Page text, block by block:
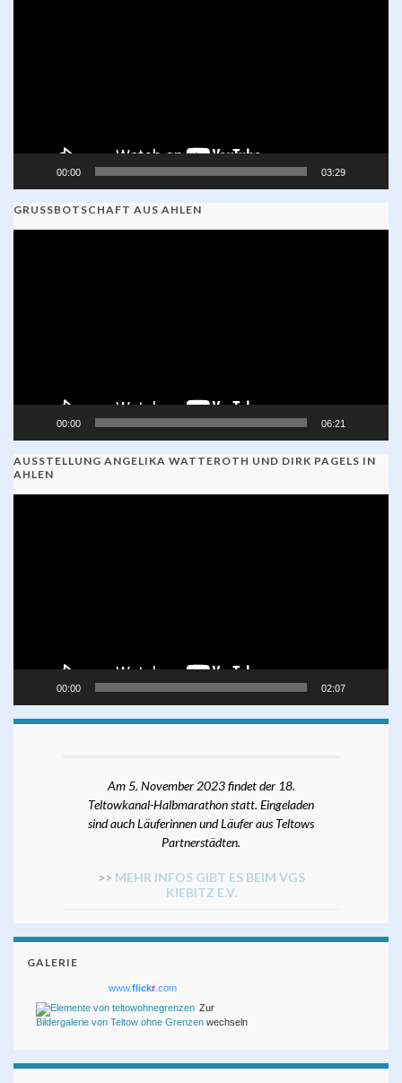
00:00 03:29
GRUSSBOTSCHAFT AUS AHLEN
00:00 06:21
AUSSTELLUNG ANGELIKA WATTEROTH UND DIRK PAGELS IN
AHLEN
00:00 02:07
Am 5. November 2023 findet der 18.
Teltowkanal-Halbmarathon statt. Eingeladen
sind auch Läuferinnen und Läufer aus Teltows
Partnerstädten.
>> MEHR INFOS GIBT ES BEIM VGS
KIEBITZ E.V.
GALERIE
www.flickr.com
Zur
Bildergalerie von Teltow ohne Grenzen wechseln